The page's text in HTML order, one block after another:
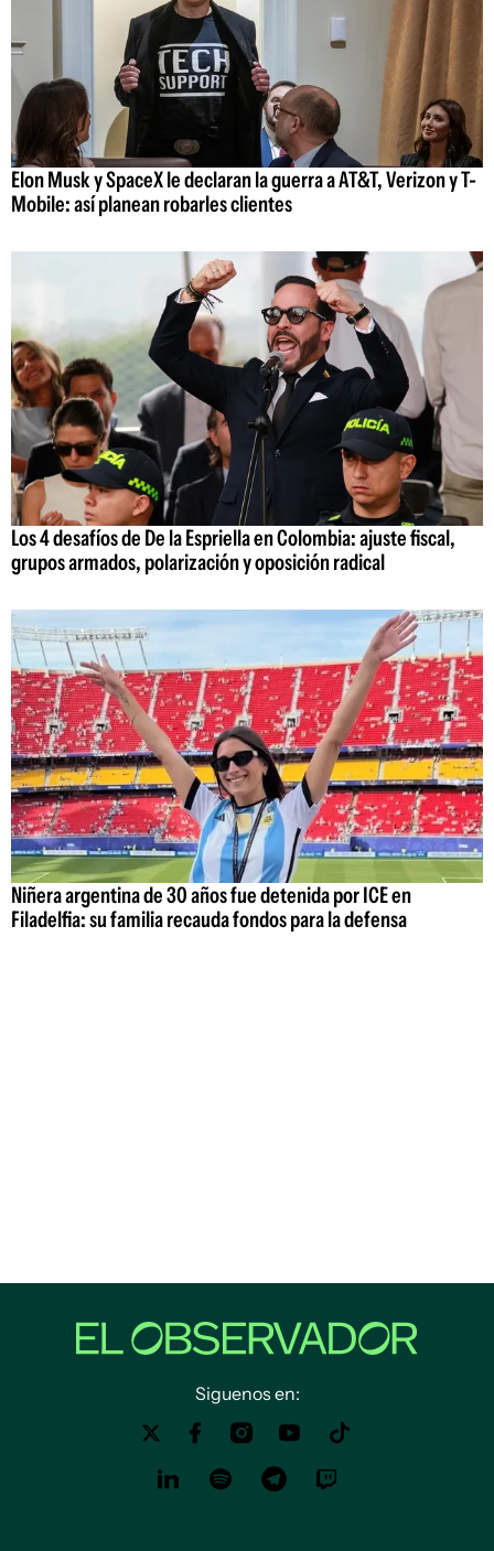
Elon Musk y SpaceX le declaran la guerra a AT&T, Verizon y T-
Mobile: así planean robarles clientes
Los 4 desafíos de De la Espriella en Colombia: ajuste fiscal,
grupos armados, polarización y oposición radical
Niñera argentina de 30 años fue detenida por ICE en
Filadelfia: su familia recauda fondos para la defensa
Siguenos en: